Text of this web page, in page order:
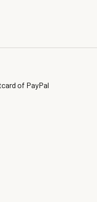
of PayPal